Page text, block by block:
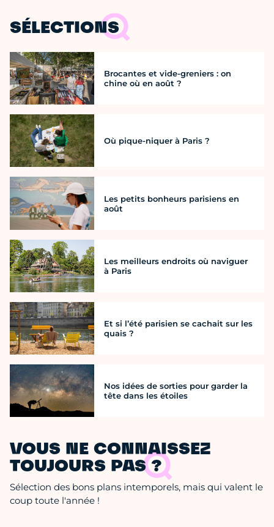
SÉLECTIONS
Brocantes et vide-greniers : on
chine où en août ?
Où pique-niquer à Paris ?
Les petits bonheurs parisiens en
août
Les meilleurs endroits où naviguer
à Paris
Et si l’été parisien se cachait sur les
quais ?
Nos idées de sorties pour garder la
tête dans les étoiles
VOUS NE CONNAISSEZ
TOUJOURS PAS ?
Sélection des bons plans intemporels, mais qui valent le
coup toute l'année !